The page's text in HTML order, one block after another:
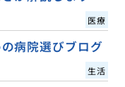
医療
病院選びブログ
生活